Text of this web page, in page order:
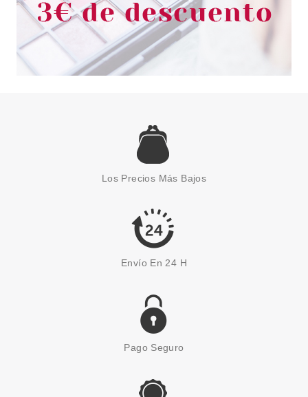
Los Precios Más Bajos
Envío En 24 H
Pago Seguro